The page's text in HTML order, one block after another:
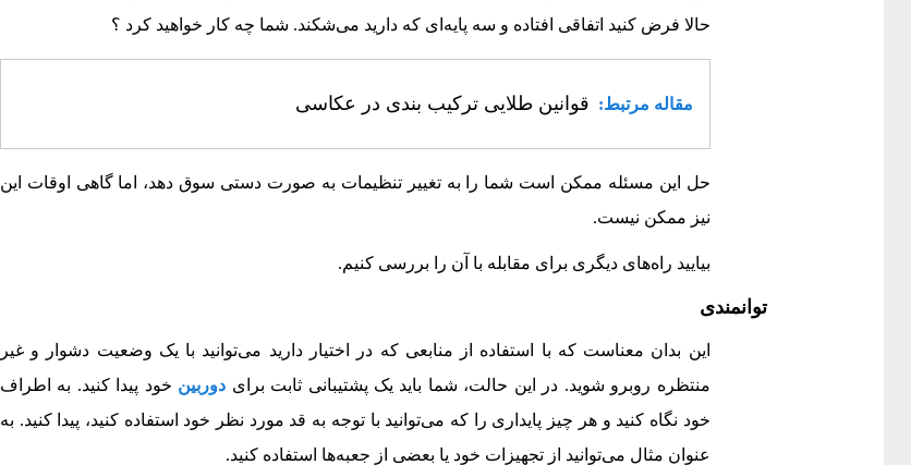
حالا فرض کنید اتفاقی افتاده و سه پایه‌ای که دارید می‌شکند. شما چه کار خواهید کرد ؟
مقاله مرتبط: قوانین طلایی ترکیب بندی در عکاسی
حل این مسئله ممکن است شما را به تغییر تنظیمات به صورت دستی سوق دهد، اما گاهی اوقات این
نیز ممکن نیست.
بیایید راه‌های دیگری برای مقابله با آن را بررسی کنیم.
توانمندی
این بدان معناست که با استفاده از منابعی که در اختیار دارید می‌توانید با یک وضعیت دشوار و غیر
منتظره روبرو شوید. در این حالت، شما باید یک پشتیبانی ثابت برای دوربین خود پیدا کنید. به اطراف
خود نگاه کنید و هر چیز پایداری را که می‌توانید با توجه به قد مورد نظر خود استفاده کنید، پیدا کنید. به
عنوان مثال می‌توانید از تجهیزات خود یا بعضی از جعبه‌ها استفاده کنید.